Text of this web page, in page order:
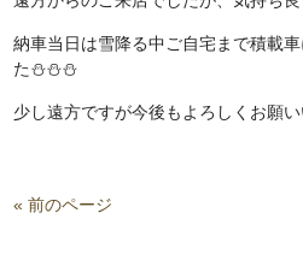
納車当日は雪降る中ご自宅まで積載
た⛄⛄⛄
少し遠方ですが今後もよろしくお願い
« 前のページ